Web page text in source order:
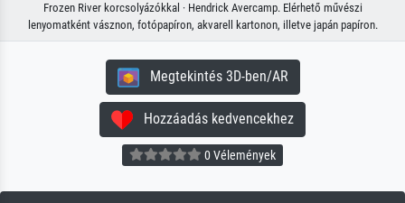
Frozen River korcsolyázókkal · Hendrick Avercamp. Elérhető művészi
lenyomatként vásznon, fotópapíron, akvarell kartonon, illetve japán papíron.
Megtekintés 3D-ben/AR
Hozzáadás kedvencekhez
0 Vélemények